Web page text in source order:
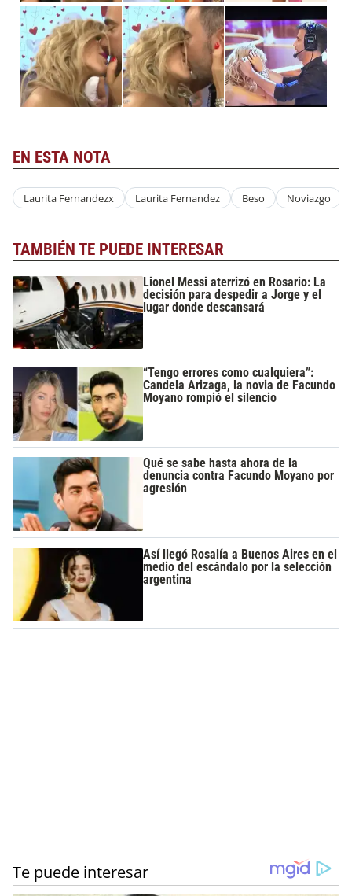
EN ESTA NOTA
Laurita Fernandezx Laurita Fernandez Beso Noviazgo
TAMBIÉN TE PUEDE INTERESAR
Lionel Messi aterrizó en Rosario: La
decisión para despedir a Jorge y el
lugar donde descansará
“Tengo errores como cualquiera”:
Candela Arizaga, la novia de Facundo
Moyano rompió el silencio
Qué se sabe hasta ahora de la
denuncia contra Facundo Moyano por
agresión
Así llegó Rosalía a Buenos Aires en el
medio del escándalo por la selección
argentina